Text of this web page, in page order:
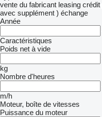
vente du fabricant leasing crédit
avec supplément ) échange
Année
Caractéristiques
Poids net à vide
kg
Nombre d'heures
m/h
Moteur, boîte de vitesses
Puissance du moteur